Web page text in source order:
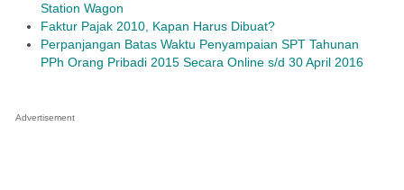
Station Wagon
Faktur Pajak 2010, Kapan Harus Dibuat?
Perpanjangan Batas Waktu Penyampaian SPT Tahunan
PPh Orang Pribadi 2015 Secara Online s/d 30 April 2016
Advertisement